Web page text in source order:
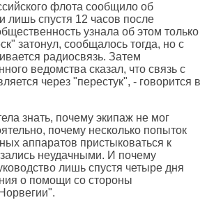
флота сообщило об
лишь спустя 12 часов после
узнала об этом только
затонул, сообщалось тогда, но с
радиосвязь. Затем
ведомства сказал, что связь с
через "перестук", - говорится в
знать, почему экипаж не мог
почему несколько попыток
аппаратов пристыковаться к
неудачными. И почему
лишь спустя четыре дня
о помощи со стороны